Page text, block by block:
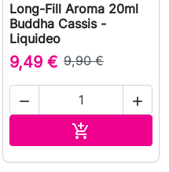
Long-Fill Aroma 20ml
Buddha Cassis -
Liquideo
9,49 € 9,90 €
 
